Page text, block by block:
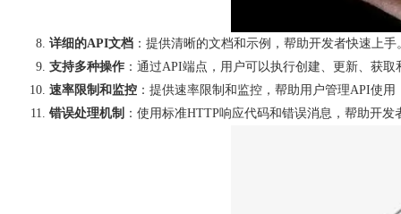
详细的API文档 ：提供清晰的文档和示例，帮助开发者快速上手
支持多种操作 ：通过API端点，用户可以执行创建、更新、获
速率限制和监控 ：提供速率限制和监控，帮助用户管理API使
错误处理机制 ：使用标准HTTP响应代码和错误消息，帮助开发